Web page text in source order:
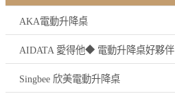
AKA電動升降桌
AIDATA 愛得他◆ 電動升降桌好夥伴
Singbee 欣美電動升降桌